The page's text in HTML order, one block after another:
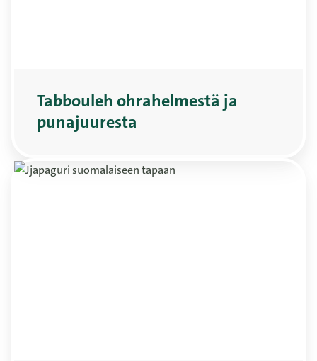
Tabbouleh ohrahelmestä ja
punajuuresta